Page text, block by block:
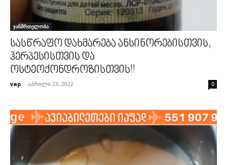
ჯანმრთელობა
სასწრაფო დახმარება ანსინორებისთვის,
ჰერპესისთვის და
ოსტეოქონდროზისთვის!!
vap - აპრილი 23, 2022 0